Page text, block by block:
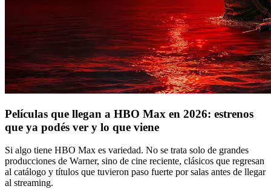
Películas que llegan a HBO Max en 2026: estrenos
que ya podés ver y lo que viene
Si algo tiene HBO Max es variedad. No se trata solo de grandes
producciones de Warner, sino de cine reciente, clásicos que regresan
al catálogo y títulos que tuvieron paso fuerte por salas antes de llegar
al streaming.